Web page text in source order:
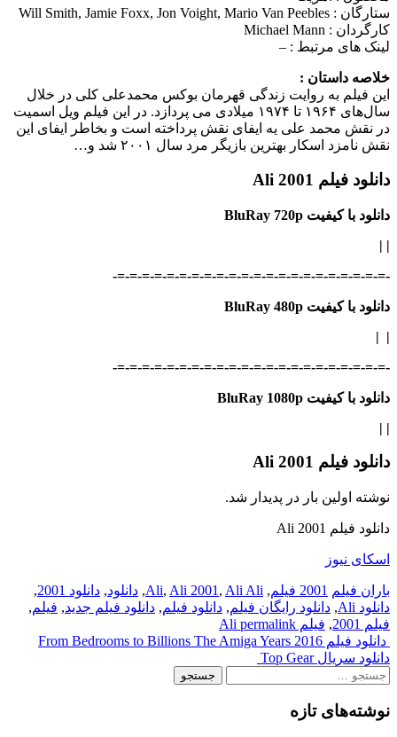
ستارگان : Will Smith, Jamie Foxx, Jon Voight, Mario Van Peebles
کارگردان : Michael Mann
لینک های مرتبط : –
خلاصه داستان :
این فیلم به روایت زندگی قهرمان بوکس محمدعلی کلی در خلال
سال‌های ۱۹۶۴ تا ۱۹۷۴ میلادی می‌ پردازد. در این فیلم ویل اسمیت
در نقش محمد علی یه ایفای نقش پرداخته است و بخاطر ایفای این
نقش نامزد اسکار بهترین بازیگر مرد سال ۲۰۰۱ شد و…
دانلود فیلم Ali 2001
دانلود با کیفیت BluRay 720p
|
|
-=-=-=-=-=-=-=-=-=-=-=-=-=-=-=-=-=-=-=-=-=-=-
دانلود با کیفیت BluRay 480p
|
|
-=-=-=-=-=-=-=-=-=-=-=-=-=-=-=-=-=-=-=-=-=-=-
دانلود با کیفیت BluRay 1080p
|
|
دانلود فیلم Ali 2001
نوشته اولین بار در پدیدار شد.
دانلود فیلم Ali 2001
اسکای نیوز
باران فیلم 2001 فیلم ,
Ali, Ali 2001 , Ali Ali
, دانلود, دانلود 2001
,
دانلود Ali
, دانلود رایگان فیلم, دانلود فیلم, دانلود فیلم جدید, فیلم,
فیلم 2001
, فیلم Ali permalink
Post
navigation
دانلود فیلم From Bedrooms to Billions The Amiga Years 2016
دانلود سریال Top Gear
جستجو
نوشته‌های تازه